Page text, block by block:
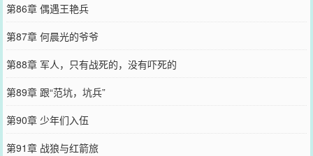
第86章 偶遇王艳兵
第87章 何晨光的爷爷
第88章 军人，只有战死的，没有吓死的
第89章 跟“范坑，坑兵”
第90章 少年们入伍
第91章 战狼与红箭旅